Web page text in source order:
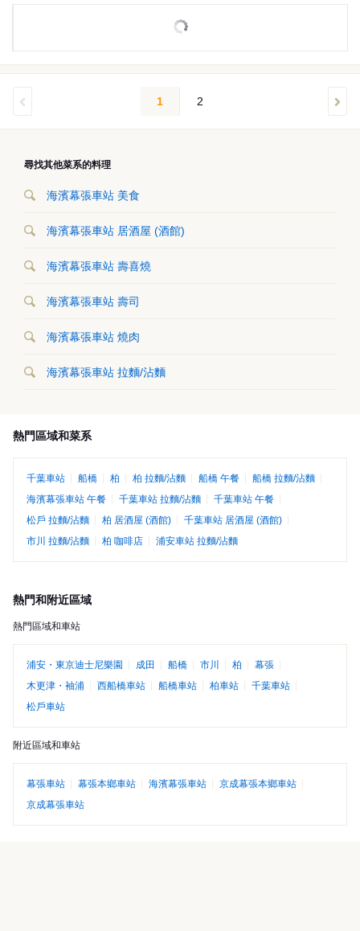
1 2
尋找其他菜系的料理
海濱幕張車站 美食
海濱幕張車站 居酒屋 (酒館)
海濱幕張車站 壽喜燒
海濱幕張車站 壽司
海濱幕張車站 燒肉
海濱幕張車站 拉麵/沾麵
熱門區域和菜系
千葉車站 船橋 柏 柏 拉麵/沾麵 船橋 午餐
船橋 拉麵/沾麵
海濱幕張車站 午餐
千葉車站 拉麵/沾麵
千葉車站 午餐
松戶 拉麵/沾麵
柏 居酒屋 (酒館)
千葉車站 居酒屋 (酒館)
市川 拉麵/沾麵
柏 咖啡店 浦安車站 拉麵/沾麵
熱門和附近區域
熱門區域和車站
浦安・東京迪士尼樂園 成田 船橋 市川 柏
幕張
木更津・袖浦
西船橋車站 船橋車站 柏車站
千葉車站
松戶車站
附近區域和車站
幕張車站 幕張本鄉車站 海濱幕張車站
京成幕張本鄉車站
京成幕張車站